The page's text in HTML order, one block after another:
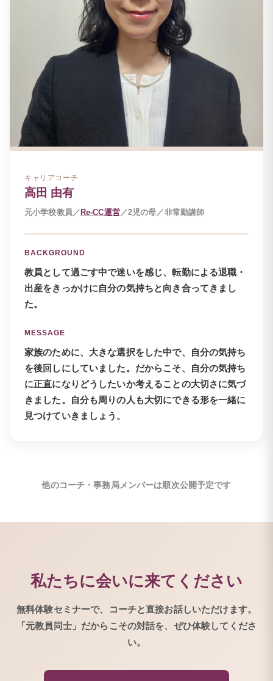
キャリアコーチ
高田 由有
元小学校教員／ Re-CC運営／2児の母／非常勤講師
BACKGROUND
教員として過ごす中で迷いを感じ、転勤による退職・
出産をきっかけに自分の気持ちと向き合ってきまし
た。
MESSAGE
家族のために、大きな選択をした中で、自分の気持ち
を後回しにしていました。だからこそ、自分の気持ち
に正直になりどうしたいか考えることの大切さに気づ
きました。自分も周りの人も大切にできる形を一緒に
見つけていきましょう。
他のコーチ・事務局メンバーは順次公開予定です
私たちに会いに来てください
無料体験セミナーで、コーチと直接お話しいただけます。
「元教員同士」だからこその対話を、ぜひ体験してくださ
い。